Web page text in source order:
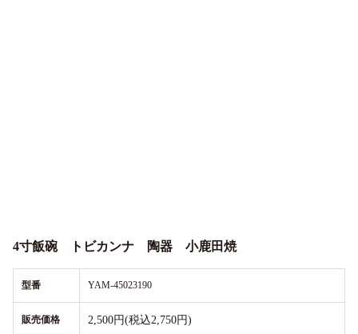
4寸飯碗 トビカンナ 陶器 小鹿田焼
型番 YAM-45023190
販売価格 2,500円(税込2,750円)